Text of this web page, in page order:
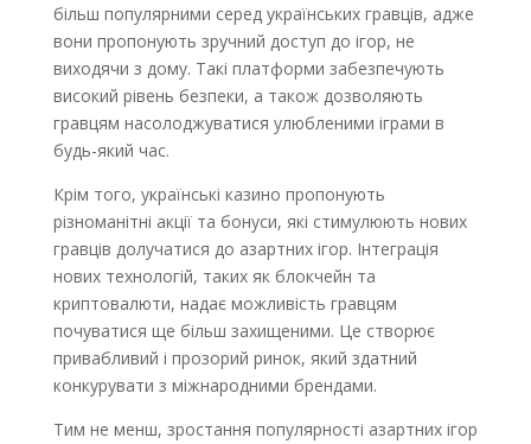
більш популярними серед українських гравців, адже
вони пропонують зручний доступ до ігор, не
виходячи з дому. Такі платформи забезпечують
високий рівень безпеки, а також дозволяють
гравцям насолоджуватися улюбленими іграми в
будь-який час.
Крім того, українські казино пропонують
різноманітні акції та бонуси, які стимулюють нових
гравців долучатися до азартних ігор. Інтеграція
нових технологій, таких як блокчейн та
криптовалюти, надає можливість гравцям
почуватися ще більш захищеними. Це створює
привабливий і прозорий ринок, який здатний
конкурувати з міжнародними брендами.
Тим не менш, зростання популярності азартних ігор